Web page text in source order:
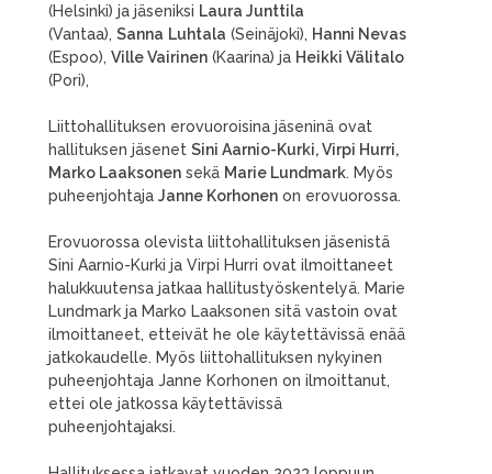
(Helsinki) ja jäseniksi Laura Junttila
(Vantaa), Sanna Luhtala (Seinäjoki), Hanni Nevas
(Espoo), Ville Vairinen (Kaarina) ja Heikki Välitalo
(Pori),
Liittohallituksen erovuoroisina jäseninä ovat
hallituksen jäsenet Sini Aarnio-Kurki, Virpi Hurri,
Marko Laaksonen sekä Marie Lundmark. Myös
puheenjohtaja Janne Korhonen on erovuorossa.
Erovuorossa olevista liittohallituksen jäsenistä
Sini Aarnio-Kurki ja Virpi Hurri ovat ilmoittaneet
halukkuutensa jatkaa hallitustyöskentelyä. Marie
Lundmark ja Marko Laaksonen sitä vastoin ovat
ilmoittaneet, etteivät he ole käytettävissä enää
jatkokaudelle. Myös liittohallituksen nykyinen
puheenjohtaja Janne Korhonen on ilmoittanut,
ettei ole jatkossa käytettävissä
puheenjohtajaksi.